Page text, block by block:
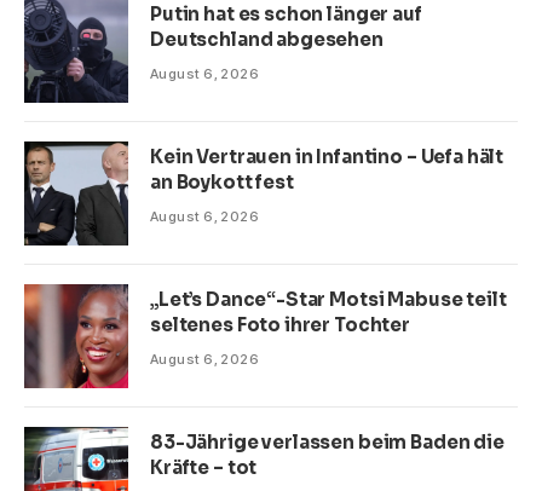
Putin hat es schon länger auf
Deutschland abgesehen
August 6, 2026
Kein Vertrauen in Infantino – Uefa hält
an Boykott fest
August 6, 2026
„Let’s Dance“-Star Motsi Mabuse teilt
seltenes Foto ihrer Tochter
August 6, 2026
83-Jährige verlassen beim Baden die
Kräfte – tot